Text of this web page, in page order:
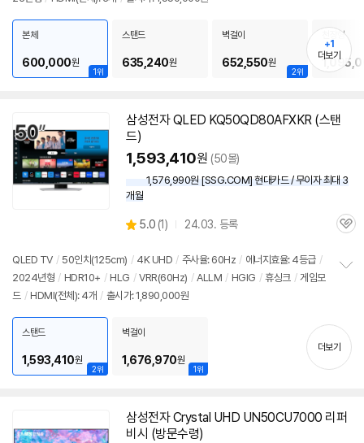
치
기
1위
본체
600,000원
스탠드
635,240원
2위
벽걸이
652,550원
천장형
+1
더보기
삼성전자 QLED KQ50QD80AFXKR (스탠
드)
1,593,410원 (50몰)
1,576,990원 [SSG.COM] 현대카드 / 무이자 최대 3
개월
별
5.0 (상
리
뷰
1) 24.03. 등록
관
QLED TV / 50인치 (125cm) / 4K UHD / 주사율: 60Hz / 에너지효율: 4등급 /
2024년형 / HDR10+ / HLG / VRR(60Hz) / ALLM / HGIG / 휴싱크 / 게임모
드 / HDMI(전체): 4개 / 출시가: 1,890,000원
기
2위
스탠드
1,593,410원
1위
벽걸이
1,676,970원
더보기
삼성전자 Crystal UHD UN50CU7000 리퍼
비시 (방문수령)